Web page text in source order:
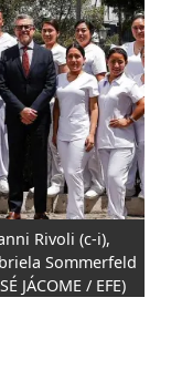
Rivoli (c-i),
Sommerfeld
JÁCOME / EFE)